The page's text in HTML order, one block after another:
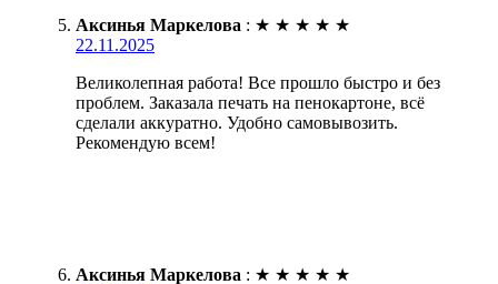
Аксинья Маркелова : ★ ★ ★ ★ ★
22.11.2025
Великолепная работа! Все прошло быстро и без
проблем. Заказала печать на пенокартоне, всё
сделали аккуратно. Удобно самовывозить.
Рекомендую всем!
Аксинья Маркелова : ★ ★ ★ ★ ★